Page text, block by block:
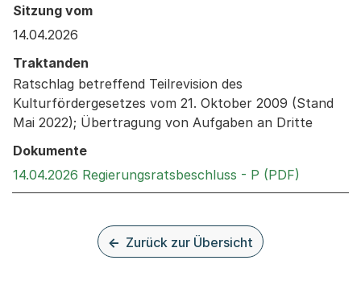
Behandelt an den folgenden Sitzungen: Informationen
Sitzung vom
14.04.2026
Traktanden
Ratschlag betreffend Teilrevision des
Kulturfördergesetzes vom 21. Oktober 2009 (Stand
Mai 2022); Übertragung von Aufgaben an Dritte
Dokumente
14.04.2026 Regierungsratsbeschluss - P (PDF)
Zurück zur Übersicht